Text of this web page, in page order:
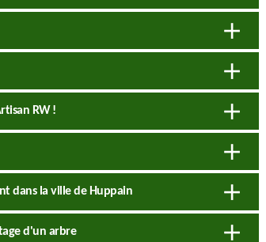
RW !
dans la ville de Huppain
d'un arbre